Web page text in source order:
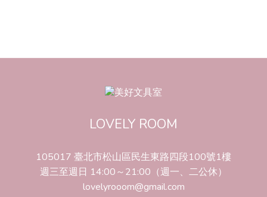
LOVELY ROOM
105017 臺北市松山區民生東路四段100號1樓
週三至週日 14:00～21:00（週一、二公休）
lovelyrooom@gmail.com